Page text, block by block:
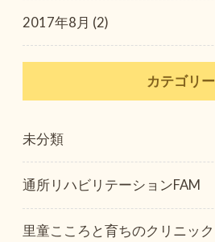
2017年8月 (2)
カテゴリー
未分類
通所リハビリテーションFAM
里童こころと育ちのクリニック